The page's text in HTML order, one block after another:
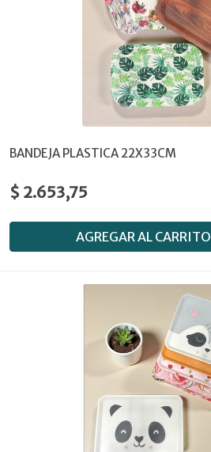
BANDEJA PLASTICA 22X33CM
$ 2.653,75
AGREGAR AL CARRITO